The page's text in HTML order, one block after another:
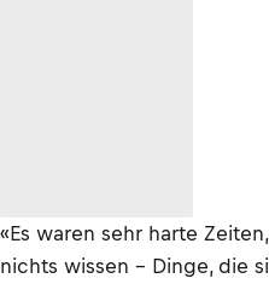
«Es waren sehr harte
nichts wissen – Dinge, die